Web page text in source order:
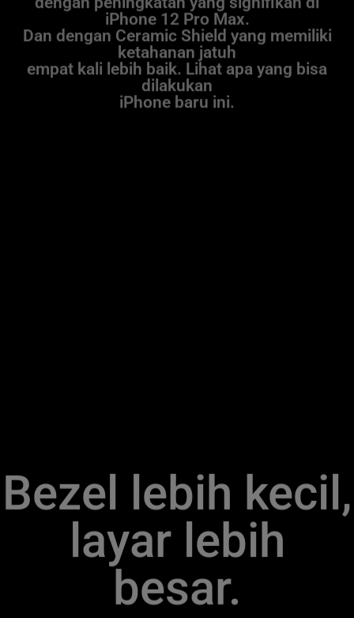
iPhone 12 Pro Max.
Dan dengan Ceramic Shield yang memiliki
ketahanan jatuh
empat kali lebih baik. Lihat apa yang bisa
dilakukan
iPhone baru ini.
Bezel lebih kecil,
layar lebih
besar.